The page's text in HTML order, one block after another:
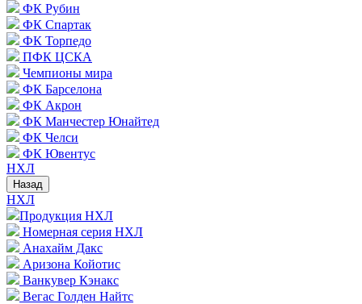
ФК Рубин
ФК Спартак
ФК Торпедо
ПФК ЦСКА
Чемпионы мира
ФК Барселона
ФК Акрон
ФК Манчестер Юнайтед
ФК Челси
ФК Ювентус
НХЛ
Назад
НХЛ
Продукция НХЛ
Номерная серия НХЛ
Анахайм Дакс
Аризона Койотис
Ванкувер Кэнакс
Вегас Голден Найтс